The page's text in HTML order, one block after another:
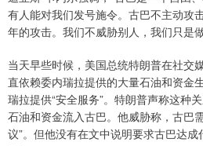
有人能对我们发号施令。古巴不主动攻
年的攻击。我们不威胁别人，我们只是
当天早些时候，美国总统特朗普在社交
直依赖委内瑞拉提供的大量石油和资金
瑞拉提供“安全服务”。特朗普声称这种
石油和资金流入古巴。他威胁称，古巴
议”。但他没有在文中说明要求古巴达